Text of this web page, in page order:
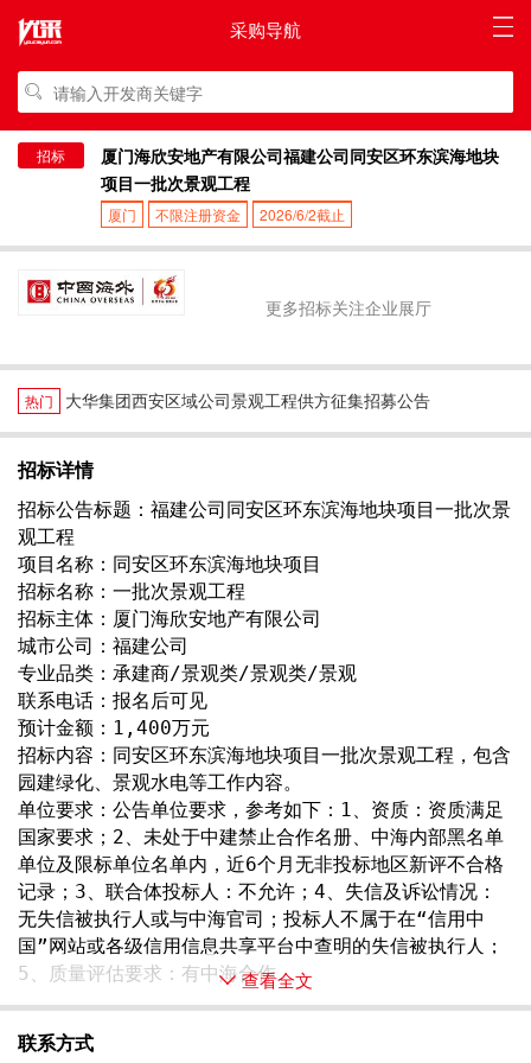
采购导航
招标
厦门海欣安地产有限公司福建公司同安区环东滨海地块
项目一批次景观工程
厦门 不限注册资金 2026/6/2截止
更多招标关注企业展厅
热门 大华集团西安区域公司景观工程供方征集招募公告
招标详情
招标公告标题：福建公司同安区环东滨海地块项目一批次景
观工程
项目名称：同安区环东滨海地块项目
招标名称：一批次景观工程
招标主体：厦门海欣安地产有限公司
城市公司：福建公司
专业品类：承建商/景观类/景观类/景观
联系电话：报名后可见
预计金额：1,400万元
招标内容：同安区环东滨海地块项目一批次景观工程，包含
园建绿化、景观水电等工作内容。
单位要求：公告单位要求，参考如下：1、资质：资质满足
国家要求；2、未处于中建禁止合作名册、中海内部黑名单
单位及限标单位名单内，近6个月无非投标地区新评不合格
记录；3、联合体投标人：不允许；4、失信及诉讼情况：
无失信被执行人或与中海官司；投标人不属于在“信用中
国”网站或各级信用信息共享平台中查明的失信被执行人；
5、质量评估要求：有中海合作
查看全文
联系方式